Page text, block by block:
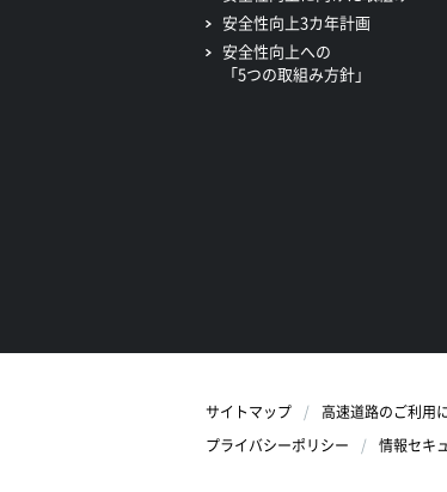
安全性向上3カ年計画
安全性向上への
「5つの取組み方針」
サイトマップ 高速道路のご利用
プライバシーポリシー
情報セキ